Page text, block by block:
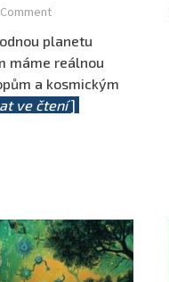
Comment
planetu
máme reálnou
a kosmickým
ve čtení]